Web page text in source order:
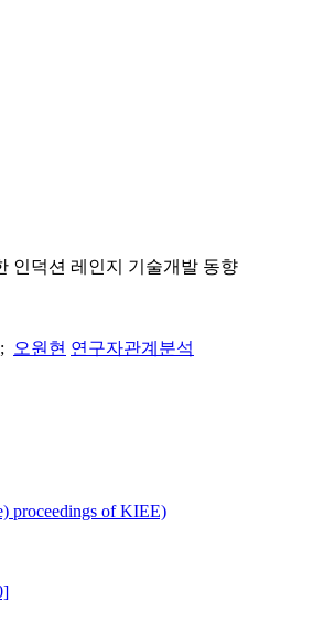
인덕션 레인지 기술개발 동향
; 오원현 연구자관계분석
proceedings of KIEE)